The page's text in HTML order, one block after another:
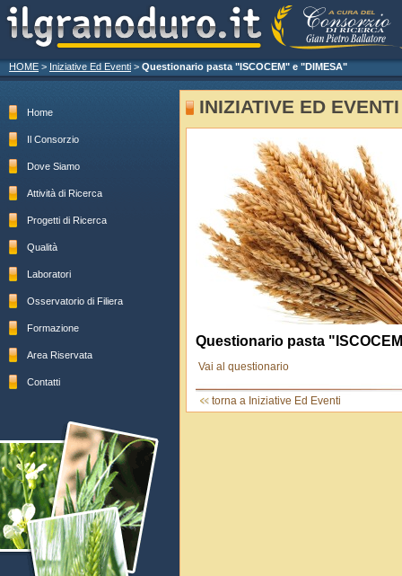
HOME > Iniziative Ed Eventi > Questionario pasta "ISCOCEM" e "DIMESA"
Home
Il Consorzio
Dove Siamo
Attività di Ricerca
Progetti di Ricerca
Qualità
Laboratori
Osservatorio di Filiera
Formazione
Area Riservata
Contatti
INIZIATIVE ED EVENTI
Questionario pasta
Vai al questionario
torna a Iniziative Ed Eventi